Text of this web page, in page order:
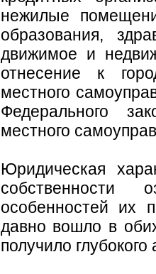
нежилые
образования,
движимое и
отнесение к
местного
Федерального
местного
Юридическая
собственности
особенностей их
давно вошло в
получило глубокого